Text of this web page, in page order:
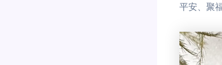
平安、聚